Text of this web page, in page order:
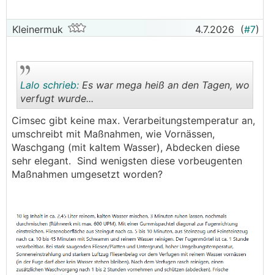
Kleinermuk 4.7.2026 (#7)
..
Lalo schrieb: Es war mega heiß an den Tagen, wo
verfugt wurde...
Cimsec gibt keine max. Verarbeitungstemperatur an,
umschreibt mit Maßnahmen, wie Vornässen,
Waschgang (mit kaltem Wasser), Abdecken diese
sehr elegant. Sind wenigsten diese vorbeugenten
Maßnahmen umgesetzt worden?